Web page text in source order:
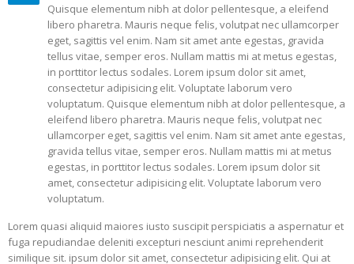
Quisque elementum nibh at dolor pellentesque, a eleifend
libero pharetra. Mauris neque felis, volutpat nec ullamcorper
eget, sagittis vel enim. Nam sit amet ante egestas, gravida
tellus vitae, semper eros. Nullam mattis mi at metus egestas,
in porttitor lectus sodales. Lorem ipsum dolor sit amet,
consectetur adipisicing elit. Voluptate laborum vero
voluptatum. Quisque elementum nibh at dolor pellentesque, a
eleifend libero pharetra. Mauris neque felis, volutpat nec
ullamcorper eget, sagittis vel enim. Nam sit amet ante egestas,
gravida tellus vitae, semper eros. Nullam mattis mi at metus
egestas, in porttitor lectus sodales. Lorem ipsum dolor sit
amet, consectetur adipisicing elit. Voluptate laborum vero
voluptatum.
Lorem quasi aliquid maiores iusto suscipit perspiciatis a aspernatur et
fuga repudiandae deleniti excepturi nesciunt animi reprehenderit
similique sit. ipsum dolor sit amet, consectetur adipisicing elit. Qui at